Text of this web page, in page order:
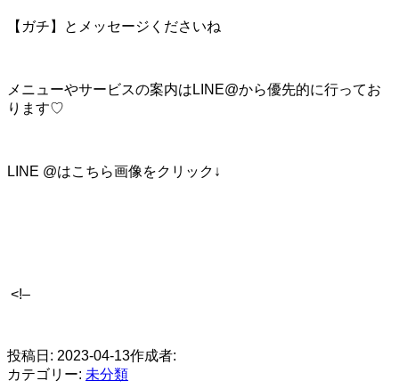
【ガチ】とメッセージくださいね
メニューやサービスの案内はLINE@から優先的に行ってお
ります♡
LINE @はこちら画像をクリック↓
<!–
投稿日: 2023-04-13作成者:
カテゴリー: 未分類